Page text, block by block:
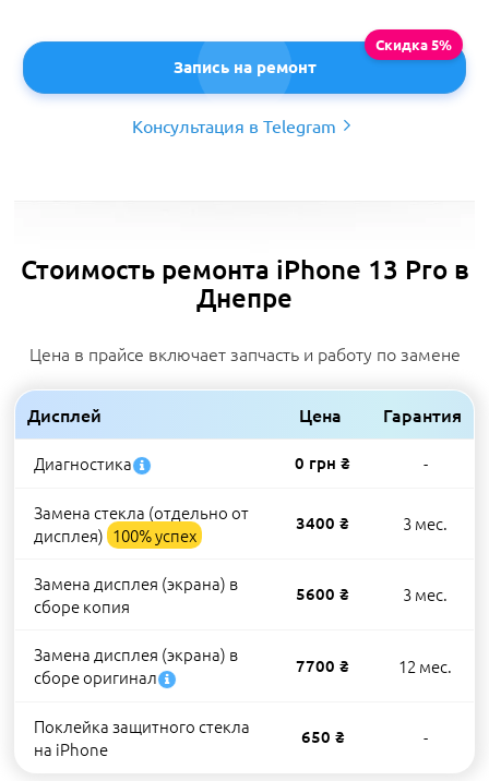
Запись на ремонт
Консультация в Telegram
Стоимость ремонта iPhone 13 Pro в
Днепре
Цена в прайсе включает запчасть и работу по замене
Дисплей Цена Гарантия
Диагностика 0 грн ₴ -
Замена стекла (отдельно от
дисплея) 100% успех
3400 ₴ 3 мес.
Замена дисплея (экрана) в
сборе копия
5600 ₴ 3 мес.
Замена дисплея (экрана) в
сборе оригинал
7700 ₴ 12 мес.
Поклейка защитного стекла
на iPhone
650 ₴ -